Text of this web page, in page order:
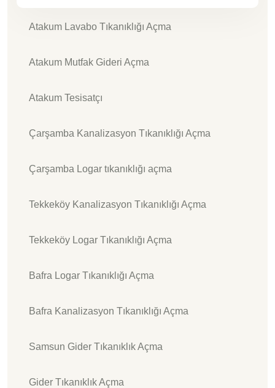
Atakum Lavabo Tıkanıklığı Açma
Atakum Mutfak Gideri Açma
Atakum Tesisatçı
Çarşamba Kanalizasyon Tıkanıklığı Açma
Çarşamba Logar tıkanıklığı açma
Tekkeköy Kanalizasyon Tıkanıklığı Açma
Tekkeköy Logar Tıkanıklığı Açma
Bafra Logar Tıkanıklığı Açma
Bafra Kanalizasyon Tıkanıklığı Açma
Samsun Gider Tıkanıklık Açma
Gider Tıkanıklık Açma